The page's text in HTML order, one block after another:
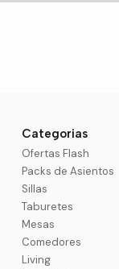
Categorias
Ofertas Flash
Packs de Asientos
Sillas
Taburetes
Mesas
Comedores
Living